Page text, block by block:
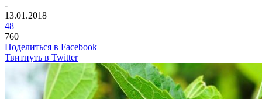
-
13.01.2018
48
760
Поделиться в Facebook
Твитнуть в Twitter